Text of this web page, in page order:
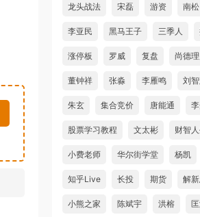
龙头战法 宋磊 游资 南松
李亚民 黑马王子 三季人
涨停板 罗威 复盘 尚德
董钟祥 张淼 李雁鸣 刘
朱玄 集合竞价 唐能通
股票学习教程 文太彬 财智
小费老师 华尔街学堂 杨凯
知乎Live 长投 期货 解
小熊之家 陈斌宇 洪榕